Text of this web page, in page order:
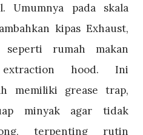
Umumnya pada skala
kipas Exhaust,
rumah makan
hood. Ini
memiliki grease trap,
minyak agar tidak
terpenting rutin